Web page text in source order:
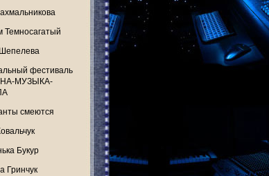
Темносагатый
фестиваль
МУЗЫКА-
смеются
Букур
Гринчук